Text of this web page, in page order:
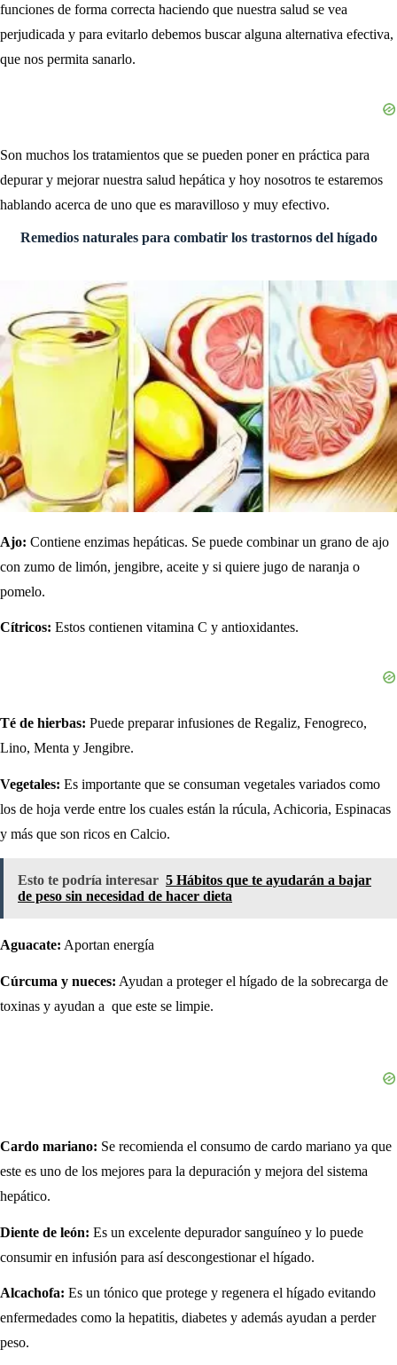
funciones de forma correcta haciendo que nuestra salud se vea
perjudicada y para evitarlo debemos buscar alguna alternativa efectiva,
que nos permita sanarlo.
Son muchos los tratamientos que se pueden poner en práctica para
depurar y mejorar nuestra salud hepática y hoy nosotros te estaremos
hablando acerca de uno que es maravilloso y muy efectivo.
Remedios naturales para combatir los trastornos del hígado
Ajo: Contiene enzimas hepáticas. Se puede combinar un grano de ajo
con zumo de limón, jengibre, aceite y si quiere jugo de naranja o
pomelo.
Cítricos: Estos contienen vitamina C y antioxidantes.
Té de hierbas: Puede preparar infusiones de Regaliz, Fenogreco,
Lino, Menta y Jengibre.
Vegetales: Es importante que se consuman vegetales variados como
los de hoja verde entre los cuales están la rúcula, Achicoria, Espinacas
y más que son ricos en Calcio.
Esto te podría interesar 5 Hábitos que te ayudarán a bajar
de peso sin necesidad de hacer dieta
Aguacate: Aportan energía
Cúrcuma y nueces: Ayudan a proteger el hígado de la sobrecarga de
toxinas y ayudan a que este se limpie.
Cardo mariano: Se recomienda el consumo de cardo mariano ya que
este es uno de los mejores para la depuración y mejora del sistema
hepático.
Diente de león: Es un excelente depurador sanguíneo y lo puede
consumir en infusión para así descongestionar el hígado.
Alcachofa: Es un tónico que protege y regenera el hígado evitando
enfermedades como la hepatitis, diabetes y además ayudan a perder
peso.